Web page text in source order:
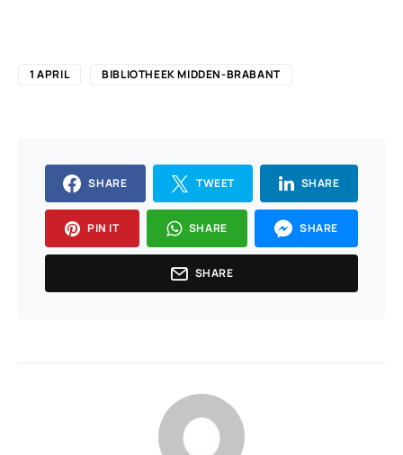
1 APRIL BIBLIOTHEEK MIDDEN-BRABANT
SHARE TWEET SHARE
PIN IT SHARE SHARE
SHARE